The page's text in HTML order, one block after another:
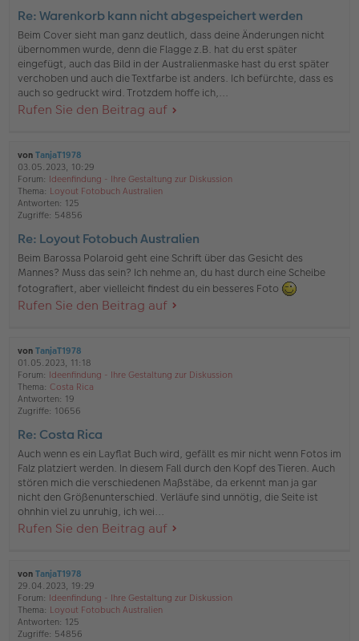
Re: Warenkorb kann nicht abgespeichert werden
Beim Cover sieht man ganz deutlich, dass deine Änderungen nicht
übernommen wurde, denn die Flagge z.B. hat du erst später
eingefügt, auch das Bild in der Australienmaske hast du erst später
verchoben und auch die Textfarbe ist anders. Ich befürchte, dass es
auch so gedruckt wird. Trotzdem hoffe ich,...
Rufen Sie den Beitrag auf
von TanjaT1978
03.05.2023, 10:29
Forum: Ideenfindung - Ihre Gestaltung zur Diskussion
Thema: Loyout Fotobuch Australien
Antworten: 125
Zugriffe: 54856
Re: Loyout Fotobuch Australien
Beim Barossa Polaroid geht eine Schrift über das Gesicht des
Mannes? Muss das sein? Ich nehme an, du hast durch eine Scheibe
fotografiert, aber vielleicht findest du ein besseres Foto
Rufen Sie den Beitrag auf
von TanjaT1978
01.05.2023, 11:18
Forum: Ideenfindung - Ihre Gestaltung zur Diskussion
Thema: Costa Rica
Antworten: 19
Zugriffe: 10656
Re: Costa Rica
Auch wenn es ein Layflat Buch wird, gefällt es mir nicht wenn Fotos im
Falz platziert werden. In diesem Fall durch den Kopf des Tieren. Auch
stören mich die verschiedenen Maßstäbe, da erkennt man ja gar
nicht den Größenunterschied. Verläufe sind unnötig, die Seite ist
ohnhin viel zu unruhig, ich wei...
Rufen Sie den Beitrag auf
von TanjaT1978
29.04.2023, 19:29
Forum: Ideenfindung - Ihre Gestaltung zur Diskussion
Thema: Loyout Fotobuch Australien
Antworten: 125
Zugriffe: 54856